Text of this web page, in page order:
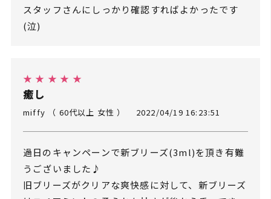
スタッフさんにしっかり確認すればよかったです
(泣)
★ ★ ★ ★ ★
癒し
miffy （ 60代以上 女性 ） 2022/04/19 16:23:51
過日のキャンペーンで新ブリーズ(3ml)を頂き有難
うございました♪
旧ブリーズがクリアな爽快感に対して、新ブリーズ